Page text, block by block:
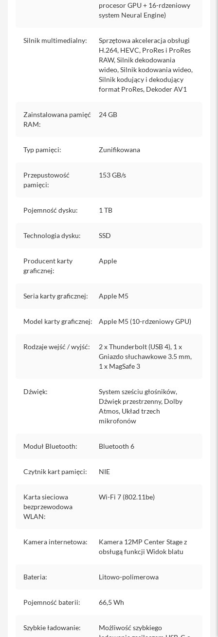
i
w
a
i
a
s
a
n
e
a
b
l
a
p
r
l
ł
c
o
n
n
S
i
P
k
procesor GPU + 16-rdzeniowy
system Neural Engine)
Silnik multimedialny:
Sprzętowa akceleracja obsługi
H.264, HEVC, ProRes i ProRes
RAW, Silnik dekodowania
wideo, Silnik kodowania wideo,
Silnik kodujący i dekodujący
format ProRes, Dekoder AV1
Zainstalowana pamięć
RAM:
24 GB
Typ pamięci: Zunifikowana
Przepustowość
pamięci:
153 GB/s
Pojemność dysku: 1 TB
Technologia dysku: SSD
Producent karty
graficznej:
Apple
Seria karty graficznej: Apple M5
Model karty graficznej: Apple M5 (10-rdzeniowy GPU)
Rodzaje wejść / wyjść:
2 x Thunderbolt (USB 4), 1 x
Gniazdo słuchawkowe 3.5 mm,
1 x MagSafe 3
Dźwięk:
System sześciu głośników,
Dźwięk przestrzenny, Dolby
Atmos, Układ trzech
mikrofonów
Moduł Bluetooth: Bluetooth 6
Czytnik kart pamięci: NIE
Karta sieciowa
bezprzewodowa
WLAN:
Wi-Fi 7 (802.11be)
Kamera internetowa:
Kamera 12MP Center Stage z
obsługą funkcji Widok blatu
Bateria: Litowo-polimerowa
Pojemność baterii: 66,5 Wh
Szybkie ładowanie:
Możliwość szybkiego